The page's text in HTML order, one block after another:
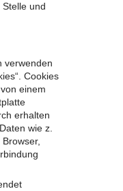
und
verwenden
Cookies
einem
erhalten
wie z.